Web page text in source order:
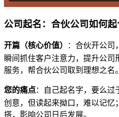
公司起名：合伙公司如何
开篇（核心价值）
：合伙开公司
瞬间抓住客户注意力，提升公司
服务，帮合伙公司取到理想之名。
您的痛点：自己起名字，要么过
创意，但读起来拗口，难以记忆
搭，影响公司日后发展。